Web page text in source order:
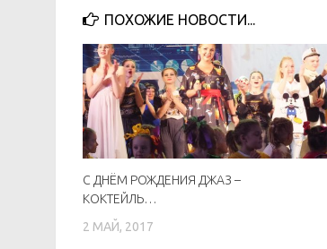
ПОХОЖИЕ НОВОСТИ...
С ДНЁМ РОЖДЕНИЯ ДЖАЗ –
КОКТЕЙЛЬ…
2 МАЙ, 2017